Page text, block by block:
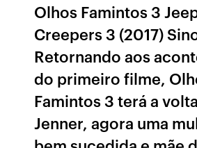
Olhos Famintos 3
Creepers 3 (2017)
Retornando aos
do primeiro filme,
Famintos 3 terá a
Jenner, agora uma